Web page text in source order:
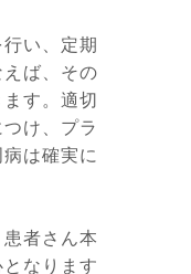
い、定期
ば、その
す。適切
け、プラ
は確実に
者さん本
なります